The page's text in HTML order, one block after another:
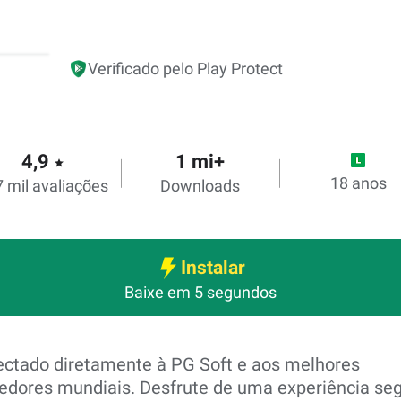
Verificado pelo Play Protect
4,9 star
mil avaliações
1 mi+
Downloads 18 anos
Instalar
Baixe em 5 segundos
diretamente à PG Soft e aos melhores
mundiais. Desfrute de uma experiência